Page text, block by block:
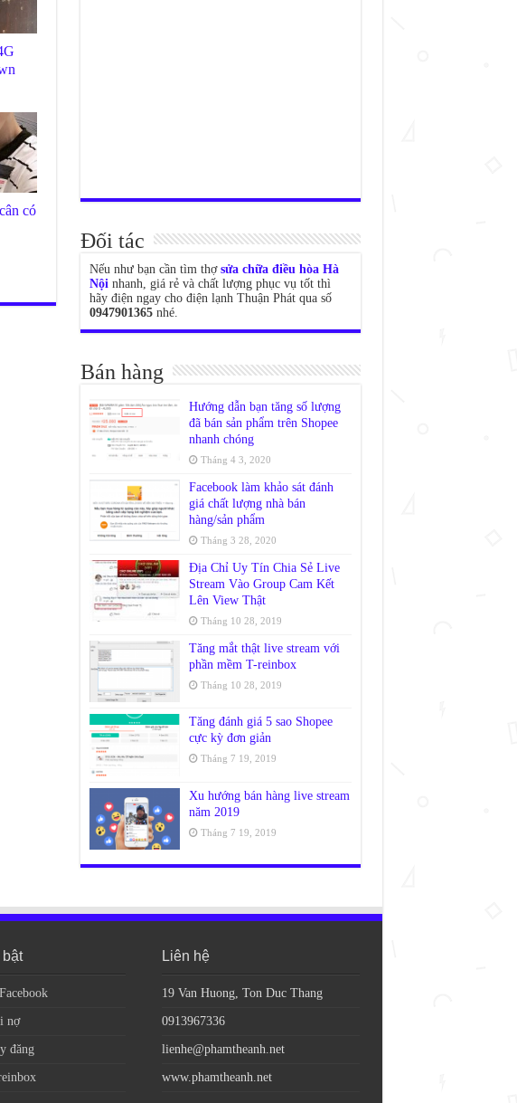
có
Đối tác
Nếu như bạn cần tìm thợ sửa chữa điều hòa Hà
Nộinhanh, giá rẻ và chất lượng phục vụ tốt thì
hãy điện ngay cho điện lạnh Thuận Phát qua số
0947901365nhé.
Bán hàng
Hướng dẫn bạn tăng số lượng
đã bán sản phẩm trên Shopee
nhanh chóng
Tháng 4 3, 2020
Facebook làm khảo sát đánh
giá chất lượng nhà bán
hàng/sản phẩm
Tháng 3 28, 2020
Địa Chỉ Uy Tín Chia Sẻ Live
Stream Vào Group Cam Kết
Lên View Thật
Tháng 10 28, 2019
Tăng mắt thật live stream với
phần mềm T-reinbox
Tháng 10 28, 2019
Tăng đánh giá 5 sao Shopee
cực kỳ đơn giản
Tháng 7 19, 2019
Xu hướng bán hàng live stream
năm 2019
Tháng 7 19, 2019
bật
nợ
đăng
Liên hệ
19 Van Huong, Ton Duc Thang
0913967336
lienhe@phamtheanh.net
www.phamtheanh.net